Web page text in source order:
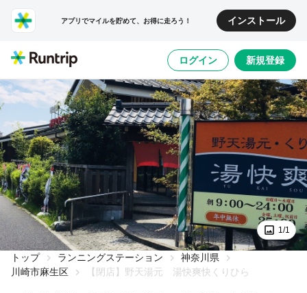
アプリでマイルを貯めて、お得に走ろう！ インストール
ログイン 新規登録
1/1
トップ ランニングステーション
神奈川県
川崎市麻生区
【閉店】野天湯元 湯快爽快くりひら